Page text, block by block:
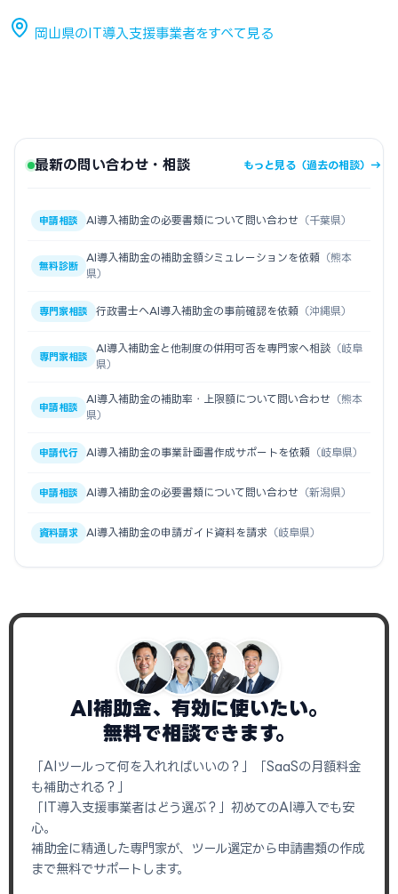
岡山県のIT導入支援事業者をすべて見る
最新の問い合わせ・相談 もっと見る（過去の相談）→
申請相談 AI導入補助金の必要書類について問い合わせ （千葉県）
無料診断
AI導入補助金の補助金額シミュレーションを依頼 （熊本
県）
専門家相談 行政書士へAI導入補助金の事前確認を依頼 （沖縄県）
専門家相談
AI導入補助金と他制度の併用可否を専門家へ相談 （岐阜
県）
申請相談
AI導入補助金の補助率・上限額について問い合わせ （熊本
県）
申請代行 AI導入補助金の事業計画書作成サポートを依頼 （岐阜県）
申請相談 AI導入補助金の必要書類について問い合わせ （新潟県）
資料請求 AI導入補助金の申請ガイド資料を請求 （岐阜県）
AI補助金、有効に使いたい。
無料で相談できます。
「AIツールって何を入れればいいの？」「SaaSの月額料金
も補助される？」
「IT導入支援事業者はどう選ぶ？」初めてのAI導入でも安
心。
補助金に精通した専門家が、ツール選定から申請書類の作成
まで無料でサポートします。